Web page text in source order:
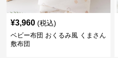
¥3,960 (税込)
ベビー布団 おくるみ風 くまさん
敷布団